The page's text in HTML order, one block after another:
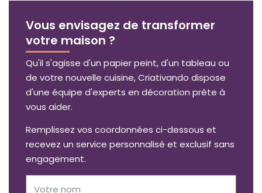
Vous envisagez de transformer
votre maison ?
Qu'il s'agisse d'un papier peint, d'un tableau ou
de votre nouvelle cuisine, Criativando dispose
d'une équipe d'experts en décoration prête à
vous aider.
Remplissez vos coordonnées ci-dessous et
recevez un service personnalisé et exclusif sans
engagement.